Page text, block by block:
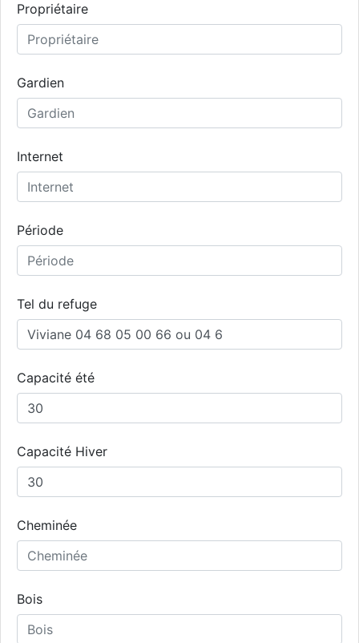
Propriétaire
Gardien
Internet
Période
Tel du refuge
Capacité été
Capacité Hiver
Cheminée
Bois